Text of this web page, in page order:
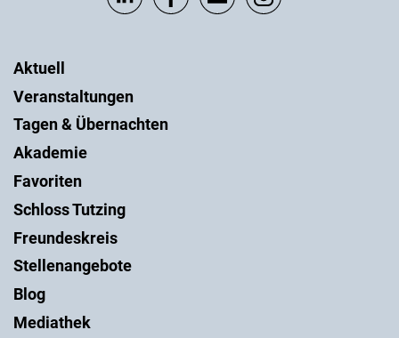
Aktuell
Veranstaltungen
Tagen & Übernachten
Akademie
Favoriten
Schloss Tutzing
Freundeskreis
Stellenangebote
Blog
Mediathek